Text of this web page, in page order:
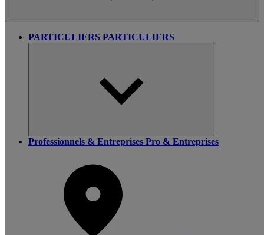
PARTICULIERS PARTICULIERS
Professionnels & Entreprises Pro & Entreprises